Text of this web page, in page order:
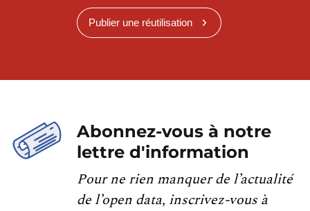
Publier une réutilisation
Abonnez-vous à notre
lettre d'information
Pour ne rien manquer de l’actualité
de l’open data, inscrivez-vous à